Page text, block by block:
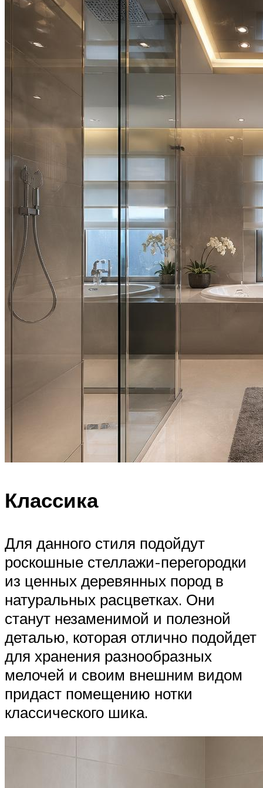
Классика
Для данного стиля подойдут
роскошные стеллажи-перегородки
из ценных деревянных пород в
натуральных расцветках. Они
станут незаменимой и полезной
деталью, которая отлично подойдет
для хранения разнообразных
мелочей и своим внешним видом
придаст помещению нотки
классического шика.